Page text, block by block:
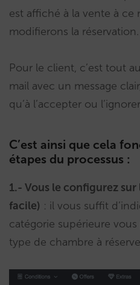
est affiché à la vente à
modifierons la réservation.
Pour le client, c’est tout
mail avec un message
qu’à l’accepter ou
C’est ainsi que cela
étapes du processus :
1.- Vous le configurez
facile) : il vous suffit
catégorie supérieure
type de chambre à